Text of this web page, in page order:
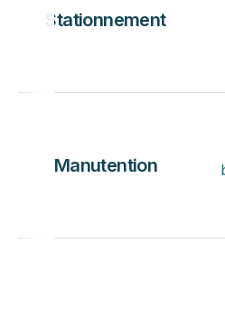
Stationnement
Manutention